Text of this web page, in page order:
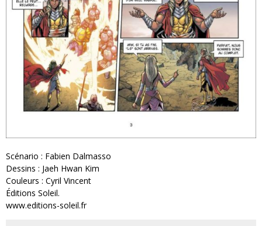
Scénario : Fabien Dalmasso
Dessins : Jaeh Hwan Kim
Couleurs : Cyril Vincent
Éditions Soleil.
www.editions-soleil.fr